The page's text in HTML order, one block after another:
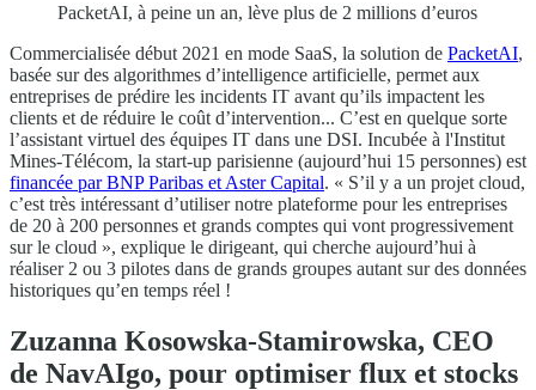
PacketAI, à peine un an, lève plus de 2 millions d’euros
Commercialisée début 2021 en mode SaaS, la solution de PacketAI,
basée sur des algorithmes d’intelligence artificielle, permet aux
entreprises de prédire les incidents IT avant qu’ils impactent les
clients et de réduire le coût d’intervention... C’est en quelque sorte
l’assistant virtuel des équipes IT dans une DSI. Incubée à l'Institut
Mines-Télécom, la start-up parisienne (aujourd’hui 15 personnes) est
financée par BNP Paribas et Aster Capital. « S’il y a un projet cloud,
c’est très intéressant d’utiliser notre plateforme pour les entreprises
de 20 à 200 personnes et grands comptes qui vont progressivement
sur le cloud », explique le dirigeant, qui cherche aujourd’hui à
réaliser 2 ou 3 pilotes dans de grands groupes autant sur des données
historiques qu’en temps réel !
Zuzanna Kosowska-Stamirowska, CEO
de NavAIgo, pour optimiser flux et stocks